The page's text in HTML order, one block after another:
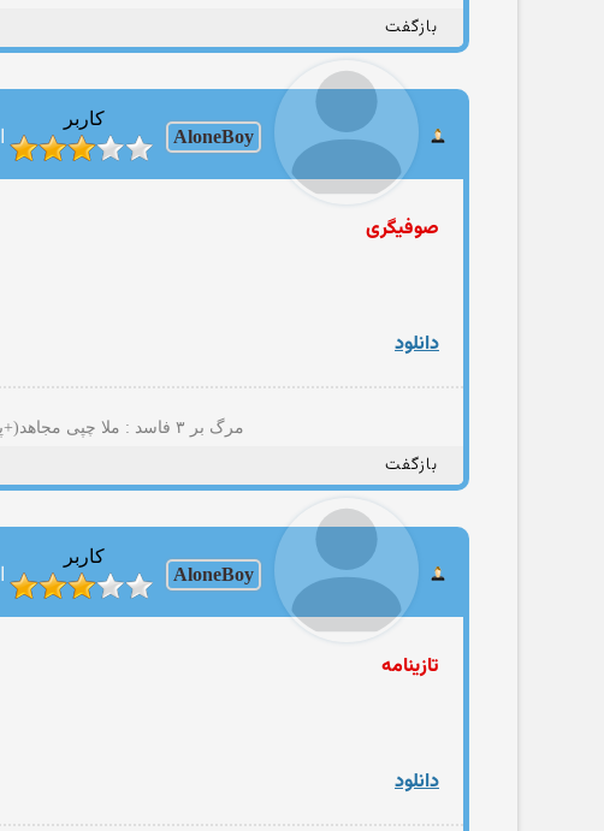
بازگفت
AloneBoy
کاربر
صوفیگری
دانلود
مرگ بر ۳ فاسد : ملا چپی مجاهد(+پسمانده های ۵۷؛نایاک؛مصومه قمی؛حامد مجاهدیون؛مهتدی کهنه تروریست تجزیه طلب و شرکا)
بازگفت
AloneBoy
کاربر
تازینامه
دانلود